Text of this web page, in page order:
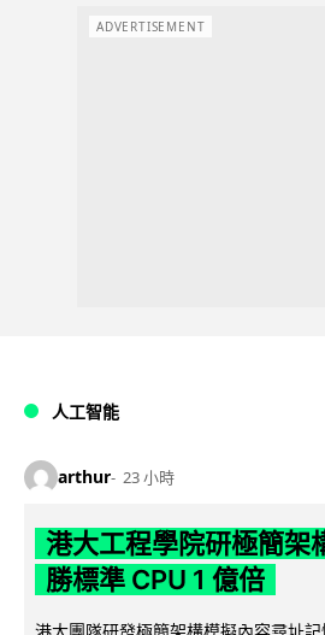
ADVERTISEMENT
人工智能
arthur 23 小時
港大工程學院研極簡架
勝標準 CPU 1 億倍
港大團隊研發極簡架構模擬內容尋址